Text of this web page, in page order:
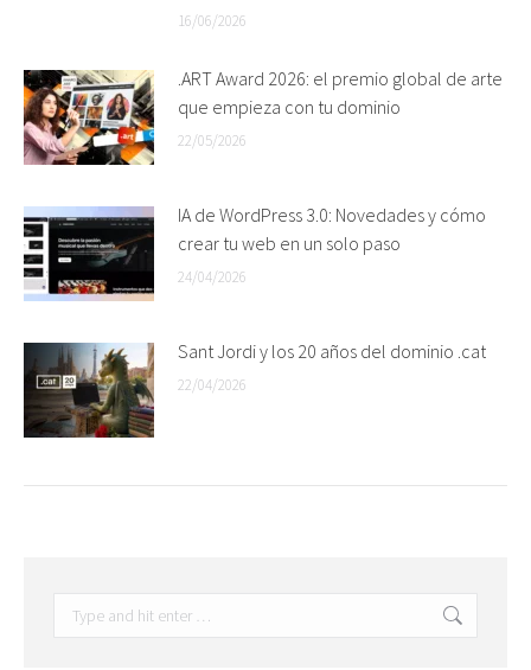
16/06/2026
.ART Award 2026: el premio global de arte
que empieza con tu dominio
22/05/2026
IA de WordPress 3.0: Novedades y cómo
crear tu web en un solo paso
24/04/2026
Sant Jordi y los 20 años del dominio .cat
22/04/2026